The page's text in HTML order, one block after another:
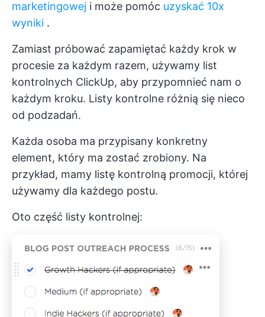
marketingowej i może pomóc uzyskać 10x
wyniki .
Zamiast próbować zapamiętać każdy krok w
procesie za każdym razem, używamy list
kontrolnych ClickUp, aby przypomnieć nam o
każdym kroku. Listy kontrolne różnią się nieco
od podzadań.
Każda osoba ma przypisany konkretny
element, który ma zostać zrobiony. Na
przykład, mamy listę kontrolną promocji, której
używamy dla każdego postu.
Oto część listy kontrolnej: